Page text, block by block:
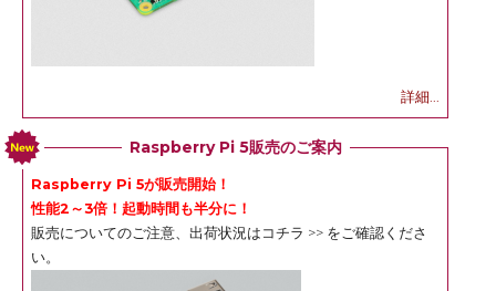
詳細...
Raspberry Pi 5販売のご案内
Raspberry Pi 5が販売開始！
性能2～3倍！起動時間も半分に！
販売についてのご注意、出荷状況は コチラ >> をご確認くださ
い。